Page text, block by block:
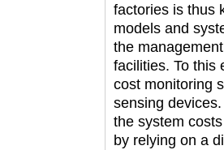
factories is thus
models and
the
facilities. To this
cost monitoring
sensing
the system
by relying on a